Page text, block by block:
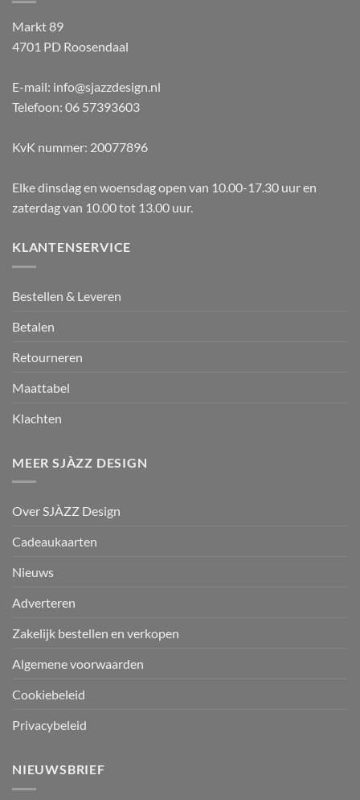
Markt 89
4701 PD Roosendaal
E-mail: info@sjazzdesign.nl
Telefoon: 06 57393603
KvK nummer: 20077896
Elke dinsdag en woensdag open van 10.00-17.30 uur en
zaterdag van 10.00 tot 13.00 uur.
KLANTENSERVICE
Bestellen & Leveren
Betalen
Retourneren
Maattabel
Klachten
MEER SJÀZZ DESIGN
Over SJÀZZ Design
Cadeaukaarten
Nieuws
Adverteren
Zakelijk bestellen en verkopen
Algemene voorwaarden
Cookiebeleid
Privacybeleid
NIEUWSBRIEF